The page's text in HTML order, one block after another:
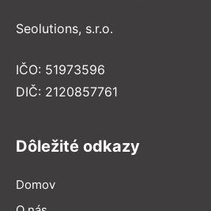
Seolutions, s.r.o.
IČO: 51973596
DIČ: 2120857761
Dôležité odkazy
Domov